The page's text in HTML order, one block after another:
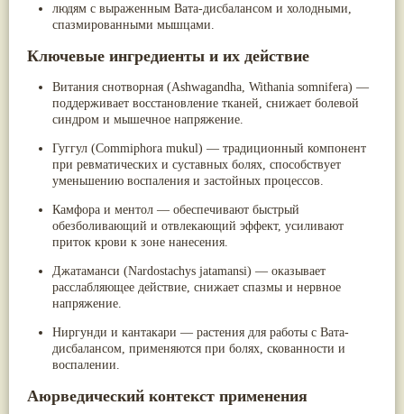
людям с выраженным Вата-дисбалансом и холодными,
спазмированными мышцами.
Ключевые ингредиенты и их действие
Витания снотворная (Ashwagandha, Withania somnifera) —
поддерживает восстановление тканей, снижает болевой
синдром и мышечное напряжение.
Гуггул (Commiphora mukul) — традиционный компонент
при ревматических и суставных болях, способствует
уменьшению воспаления и застойных процессов.
Камфора и ментол — обеспечивают быстрый
обезболивающий и отвлекающий эффект, усиливают
приток крови к зоне нанесения.
Джатаманси (Nardostachys jatamansi) — оказывает
расслабляющее действие, снижает спазмы и нервное
напряжение.
Ниргунди и кантакари — растения для работы с Вата-
дисбалансом, применяются при болях, скованности и
воспалении.
Аюрведический контекст применения